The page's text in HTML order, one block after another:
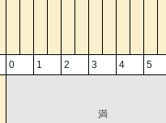
0 1 2 3 4 5
満